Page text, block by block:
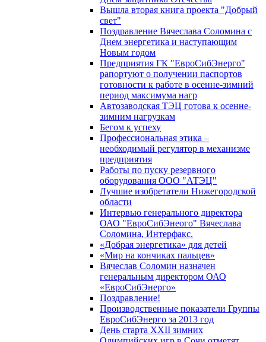
Вышла вторая книга проекта "Добрый
свет"
Поздравление Вячеслава Соломина с
Днем энергетика и наступающим
Новым годом
Предприятия ГК "ЕвроСибЭнерго"
рапортуют о получении паспортов
готовности к работе в осенне-зимний
период максимума нагр
Автозаводская ТЭЦ готова к осенне-
зимним нагрузкам
Бегом к успеху
Профессиональная этика –
необходимый регулятор в механизме
предприятия
Работы по пуску резервного
оборудования ООО "АТЭЦ"
Лучшие изобретатели Нижегородской
области
Интервью генерального директора
ОАО "ЕвроСибЭнеого" Вячеслава
Соломина, Интерфакс.
«Добрая энергетика» для детей
«Мир на кончиках пальцев»
Вячеслав Соломин назначен
генеральным директором ОАО
«ЕвроСибЭнерго»
Поздравление!
Производственные показатели Группы
ЕвроСибЭнерго за 2013 год
День старта XXII зимних